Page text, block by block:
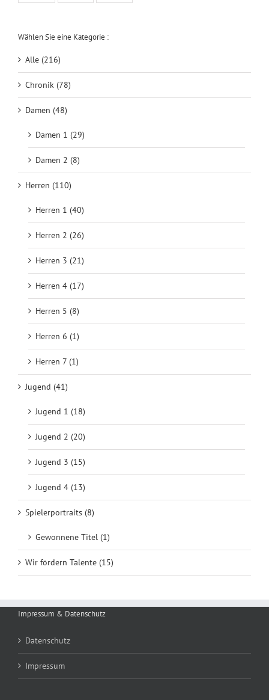
Wählen Sie eine Kategorie :
Alle (216)
Chronik (78)
Damen (48)
Damen 1 (29)
Damen 2 (8)
Herren (110)
Herren 1 (40)
Herren 2 (26)
Herren 3 (21)
Herren 4 (17)
Herren 5 (8)
Herren 6 (1)
Herren 7 (1)
Jugend (41)
Jugend 1 (18)
Jugend 2 (20)
Jugend 3 (15)
Jugend 4 (13)
Spielerportraits (8)
Gewonnene Titel (1)
Wir fördern Talente (15)
Impressum & Datenschutz
Datenschutz
Impressum